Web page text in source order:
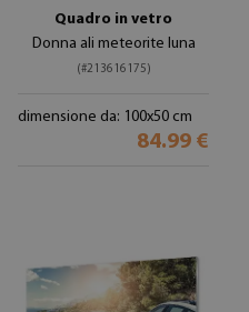
Quadro in vetro
Donna ali meteorite luna
(#213616175)
dimensione da: 100x50 cm
84.99 €